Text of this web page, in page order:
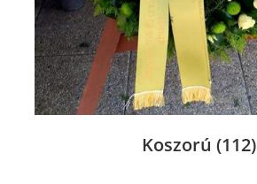
Koszorú (112)